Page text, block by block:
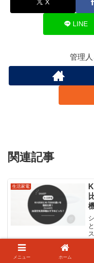
X
LINE
管理
関連記事
生活家電
生活家電
メニュー ホーム